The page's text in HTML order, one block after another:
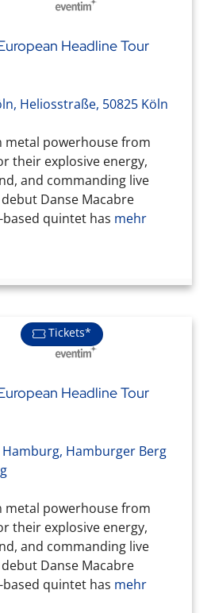
Headline Tour
Heliosstraße, 50825 Köln
metal powerhouse from
their explosive energy,
and commanding live
Danse Macabre
quintet has mehr
Tickets*
Headline Tour
Hamburg, Hamburger Berg
metal powerhouse from
their explosive energy,
and commanding live
Danse Macabre
quintet has mehr